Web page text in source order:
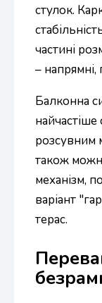
стулок.
частині
– напрямні,
Балконна
розсувним
також
механізм,
варіант
терас.